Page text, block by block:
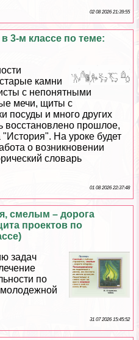
02 08 2026 21:39:55
3-м классе по теме:
камни
с непонятными
мечи, щиты с
посуды и много других
восстановлено прошлое,
На уроке будет
о возникновении
словарь
01 08 2026 22:37:48
смелым – дорога
проектов по
задач
по
молодежной
31 07 2026 15:45:52